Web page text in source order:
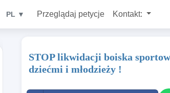
PL ▼ Przeglądaj petycje Kontakt:
STOP likwidacji boiska
dziećmi i młodzieży !